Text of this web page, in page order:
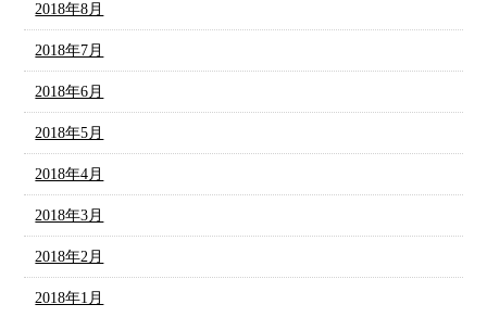
2018年8月
2018年7月
2018年6月
2018年5月
2018年4月
2018年3月
2018年2月
2018年1月